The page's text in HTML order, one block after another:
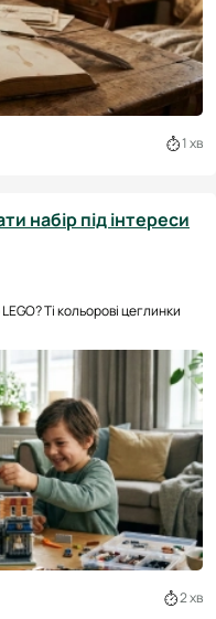
1 хв
набір під інтереси
Ті кольорові цеглинки
2 хв